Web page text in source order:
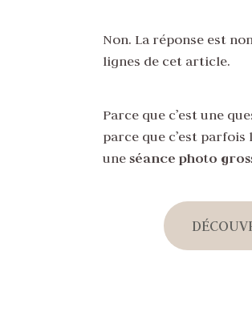
Non. La réponse est
lignes de cet article.
Parce que c’est une
parce que c’est
une séance photo